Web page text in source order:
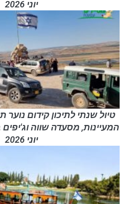
יוני 2026
טיול שנתי לתיכון קידום
המעיינות, מסעדה שווה
יוני 2026